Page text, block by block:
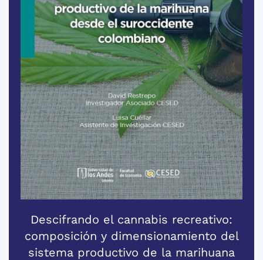
Descifrando el cannabis recreativo:
composición y dimensionamiento del
sistema productivo de la marihuana